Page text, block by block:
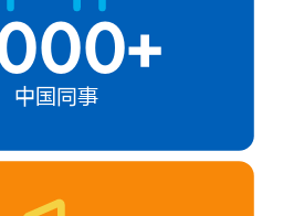
中国同事